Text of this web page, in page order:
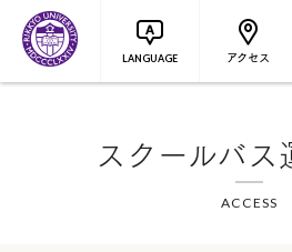
LANGUAGE アクセス
スクールバス
ACCESS